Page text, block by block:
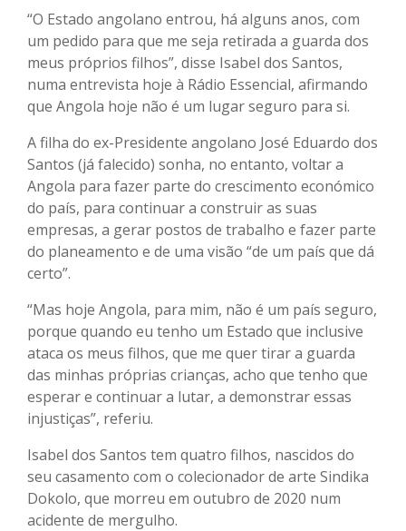
“O Estado angolano entrou, há alguns anos, com
um pedido para que me seja retirada a guarda dos
meus próprios filhos”, disse Isabel dos Santos,
numa entrevista hoje à Rádio Essencial, afirmando
que Angola hoje não é um lugar seguro para si.
A filha do ex-Presidente angolano José Eduardo dos
Santos (já falecido) sonha, no entanto, voltar a
Angola para fazer parte do crescimento económico
do país, para continuar a construir as suas
empresas, a gerar postos de trabalho e fazer parte
do planeamento e de uma visão “de um país que dá
certo”.
“Mas hoje Angola, para mim, não é um país seguro,
porque quando eu tenho um Estado que inclusive
ataca os meus filhos, que me quer tirar a guarda
das minhas próprias crianças, acho que tenho que
esperar e continuar a lutar, a demonstrar essas
injustiças”, referiu.
Isabel dos Santos tem quatro filhos, nascidos do
seu casamento com o colecionador de arte Sindika
Dokolo, que morreu em outubro de 2020 num
acidente de mergulho.